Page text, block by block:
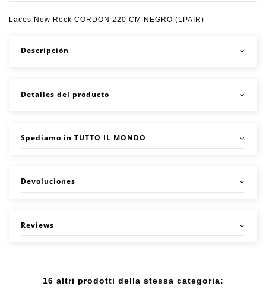
Laces New Rock CORDON 220 CM NEGRO (1PAIR)
Descripción
Detalles del producto
Spediamo in TUTTO IL MONDO
Devoluciones
Reviews
16 altri prodotti della stessa categoria: